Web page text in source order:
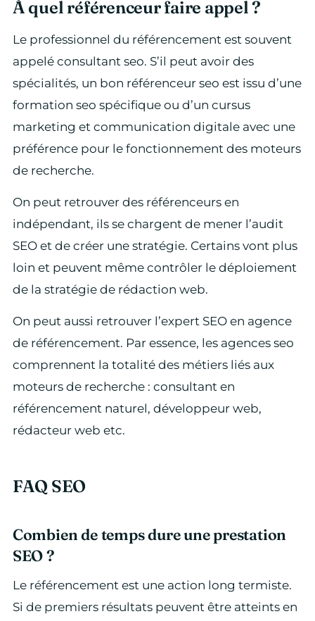
À quel référenceur faire appel ?
Le professionnel du référencement est souvent
appelé consultant seo. S’il peut avoir des
spécialités, un bon référenceur seo est issu d’une
formation seo spécifique ou d’un cursus
marketing et communication digitale avec une
préférence pour le fonctionnement des moteurs
de recherche.
On peut retrouver des référenceurs en
indépendant, ils se chargent de mener l’audit
SEO et de créer une stratégie. Certains vont plus
loin et peuvent même contrôler le déploiement
de la stratégie de rédaction web.
On peut aussi retrouver l’expert SEO en agence
de référencement. Par essence, les agences seo
comprennent la totalité des métiers liés aux
moteurs de recherche : consultant en
référencement naturel, développeur web,
rédacteur web etc.
FAQ SEO
Combien de temps dure une prestation
SEO ?
Le référencement est une action long termiste.
Si de premiers résultats peuvent être atteints en